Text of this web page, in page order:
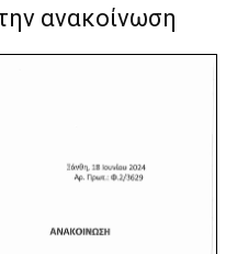
ανακοίνωση